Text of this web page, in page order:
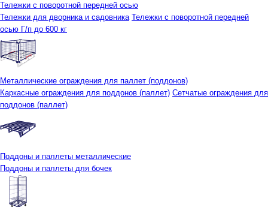
Тележки с поворотной передней осью
Тележки для дворника и садовника Тележки с поворотной передней
осью Г/п до 600 кг
Металлические ограждения для паллет (поддонов)
Каркасные ограждения для поддонов (паллет) Сетчатые ограждения для
поддонов (паллет)
Поддоны и паллеты металлические
Поддоны и паллеты для бочек